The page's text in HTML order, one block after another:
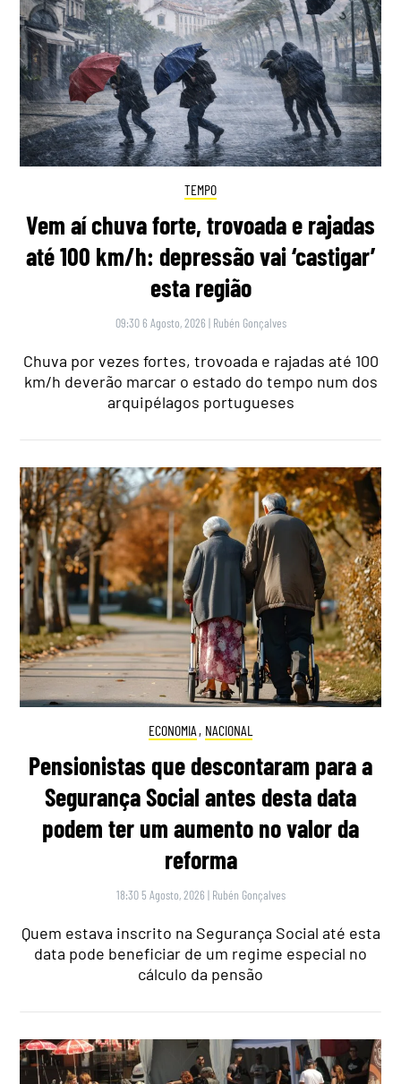
TEMPO
Vem aí chuva forte, trovoada e rajadas
até 100 km/h: depressão vai ‘castigar’
esta região
09:30 6 Agosto, 2026 | Rubén Gonçalves
Chuva por vezes fortes, trovoada e rajadas até 100
km/h deverão marcar o estado do tempo num dos
arquipélagos portugueses
ECONOMIA , NACIONAL
Pensionistas que descontaram para a
Segurança Social antes desta data
podem ter um aumento no valor da
reforma
18:30 5 Agosto, 2026 | Rubén Gonçalves
Quem estava inscrito na Segurança Social até esta
data pode beneficiar de um regime especial no
cálculo da pensão